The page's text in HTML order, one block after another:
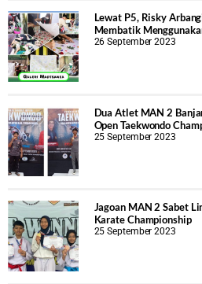
Lewat P5, Risky
Membatik
26 September 2023
Dua Atlet MAN 2
Open Taekwondo
25 September 2023
Jagoan MAN 2 Sabet
Karate Championship
25 September 2023